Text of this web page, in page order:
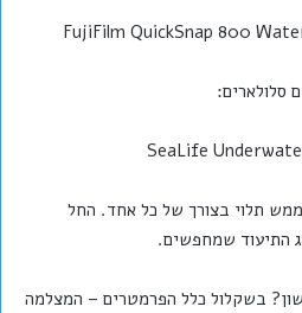
FujiFilm QuickSnap 800
סלולארים:
SeaLife
תלוי בצורך של כל אחד. החל
התיעוד שמחפשים.
בשקלול כלל הפרמטרים – המצלמה